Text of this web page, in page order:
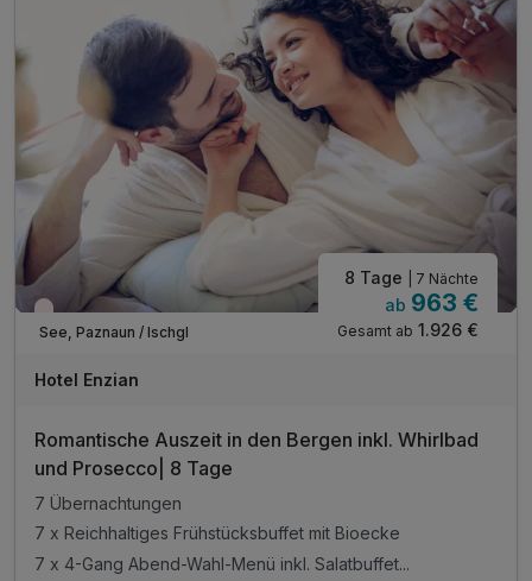
inkl. Nutzung unseres Wellnessbereiches **
inkl. Nutzung unseres Freischwimmbades
Wieder frei ab Dezember
See, Paznaun / Ischgl
8 Tage | 7 Nächte
ab 963 €
Gesamt ab 1.926 €
Hotel Enzian
Romantische Auszeit in den Bergen inkl. Whirlbad
und Prosecco| 8 Tage
7 Übernachtungen
7 x Reichhaltiges Frühstücksbuffet mit Bioecke
7 x 4-Gang Abend-Wahl-Menü inkl. Salatbuffet...